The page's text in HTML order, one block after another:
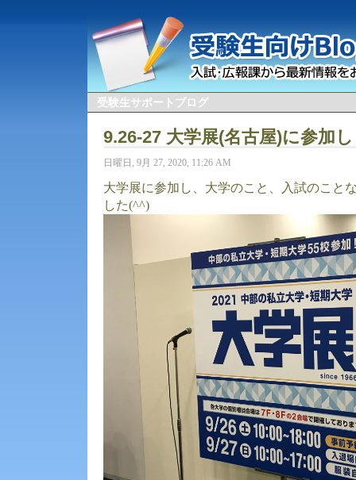
受験生サポートブログ
9.26-27 大学展(名古屋)に参加
日曜日, 9月 27, 2020, 11:26 AM
大学展に参加し、大学のこと、入試のこと
した(^^)